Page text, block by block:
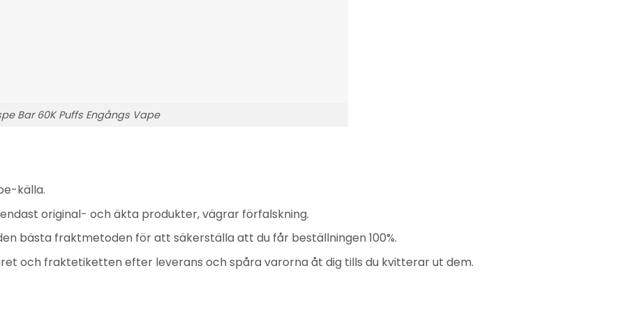
Bar 60K Puffs Engångs Vape
källa.
original- och äkta produkter, vägrar förfalskning.
bästa fraktmetoden för att säkerställa att du får beställningen 100%.
och fraktetiketten efter leverans och spåra varorna åt dig tills du kvitterar ut dem.